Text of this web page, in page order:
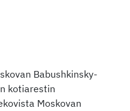
Babushkinsky-
kotiarestin
Moskovan